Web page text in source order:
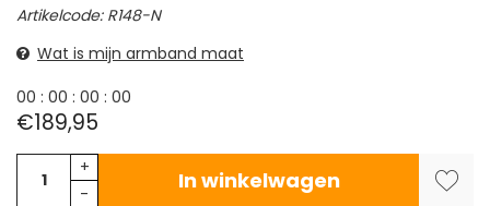
Artikelcode: R148-N
Wat is mijn armband maat
00 : 00 : 00 : 00
€189,95
+
-
In winkelwagen